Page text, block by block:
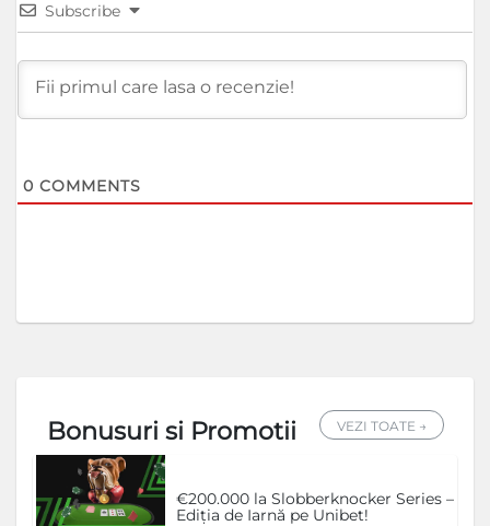
Subscribe
0 COMMENTS
Bonusuri si Promotii VEZI TOATE →
€200.000 la Slobberknocker Series –
Ediția de Iarnă pe Unibet!